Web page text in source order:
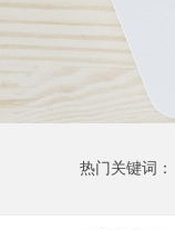
热门关键词：